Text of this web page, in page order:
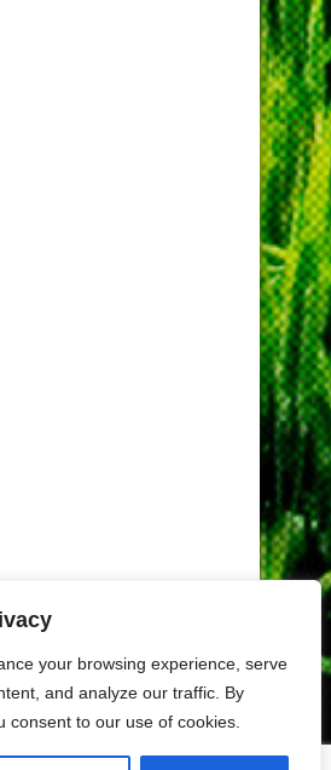
your browsing experience, serve
and analyze our traffic. By
consent to our use of cookies.